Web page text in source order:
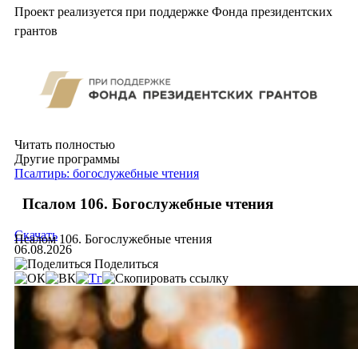
Проект реализуется при поддержке Фонда президентских
грантов
Читать полностью
Другие программы
Псалтирь: богослужебные чтения
Псалом 106. Богослужебные чтения
Псалом 106. Богослужебные чтения
Скачать
06.08.2026
Поделиться